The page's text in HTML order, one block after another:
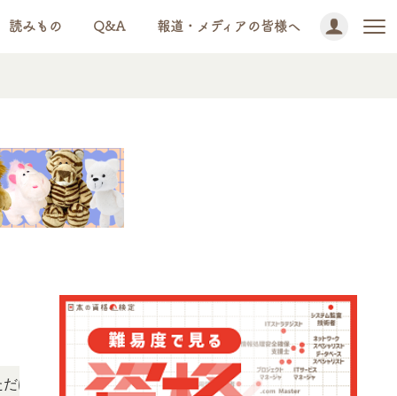
読みもの Q&A 報道・メディアの皆様へ
。 NEWS! 「この検定、難しい？」「どんな試験？」と